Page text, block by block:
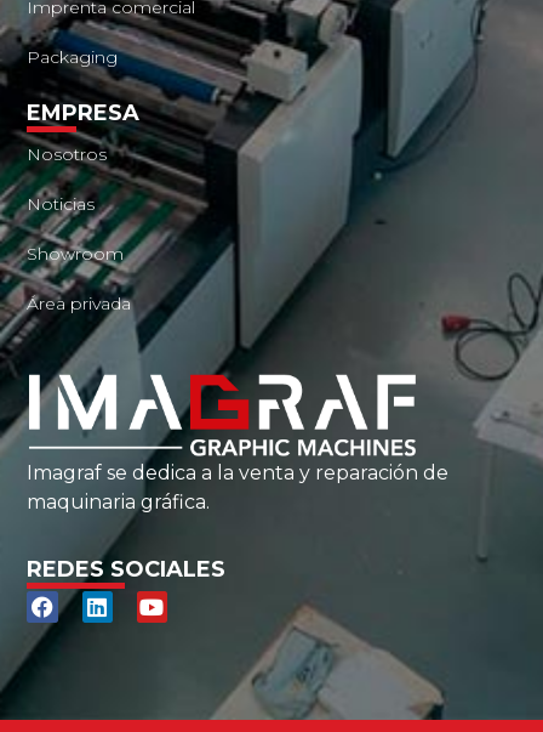
Imagraf se dedica a la venta y reparación de
maquinaria gráfica.
REDES SOCIALES
Imprenta comercial
Packaging
EMPRESA
Nosotros
Noticias
Showroom
Área privada